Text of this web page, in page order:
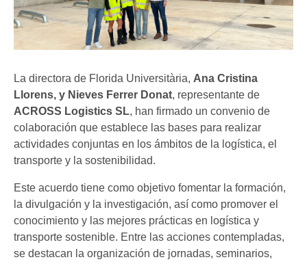
La directora de Florida Universitària, Ana Cristina
Llorens, y Nieves Ferrer Donat, representante de
ACROSS Logistics SL, han firmado un convenio de
colaboración que establece las bases para realizar
actividades conjuntas en los ámbitos de la logística, el
transporte y la sostenibilidad.
Este acuerdo tiene como objetivo fomentar la formación,
la divulgación y la investigación, así como promover el
conocimiento y las mejores prácticas en logística y
transporte sostenible. Entre las acciones contempladas,
se destacan la organización de jornadas, seminarios,